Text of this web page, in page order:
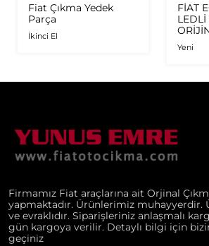
Fiat Çıkma Yedek
Parça
İkinci El
FİAT
LEDLİ
Yeni
Firmamız Fiat araçlarına ait Orjinal
yapmaktadır. Ürünlerimiz muhayyerdir.
ve evraklıdır. Siparişleriniz anlaşmalı
gün kargoya verilir. Detaylı bilgi için
geçiniz